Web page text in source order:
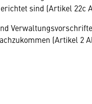
sind (Artikel 22c
(Artikel 2